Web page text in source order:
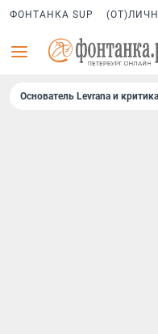
ФОНТАНКА SUP
Основатель Levrana и